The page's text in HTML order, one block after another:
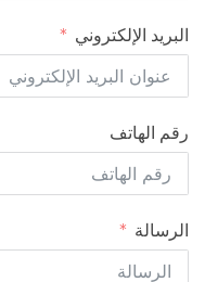
البريد الإلكتروني
رقم الهاتف
الرسالة